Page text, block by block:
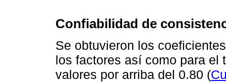
Confiabilidad de
Se obtuvieron los
los factores así como para el
valores por arriba del 0.80 (